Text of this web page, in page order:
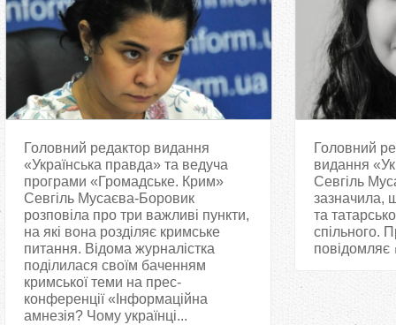
Головний редактор видання
«Українська правда» та ведуча
програми «Громадське. Крим»
Севгіль Мусаєва-Боровик
розповіла про три важливі пункти,
на які вона розділяє кримське
питання. Відома журналістка
поділилася своїм баченням
кримської теми на прес-
конференції «Інформаційна
амнезія? Чому українці...
Головний
видання
Севгіль
зазначила,
та
спільного.
повідомляє